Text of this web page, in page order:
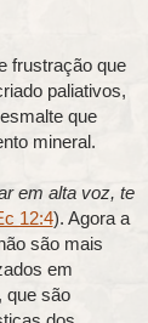
frustração que
paliativos,
que
mineral.
em alta voz, te
12:4). Agora a
são mais
em
que são